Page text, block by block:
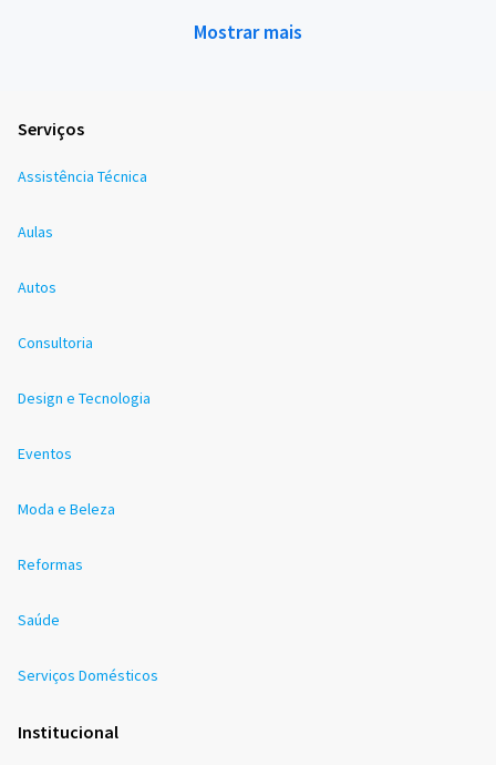
Mostrar mais
Serviços
Assistência Técnica
Aulas
Autos
Consultoria
Design e Tecnologia
Eventos
Moda e Beleza
Reformas
Saúde
Serviços Domésticos
Institucional